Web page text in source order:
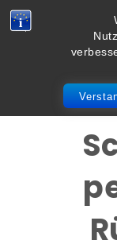
Skip to content
Vielbegabt.de